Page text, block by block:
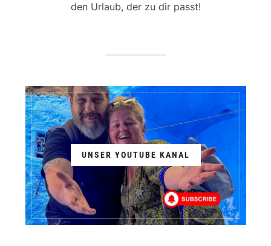
den Urlaub, der zu dir passt!
UNSER YOUTUBE KANAL